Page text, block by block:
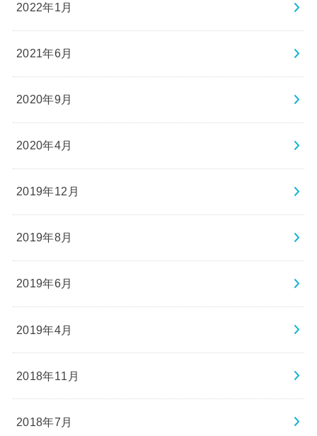
2022年1月
2021年6月
2020年9月
2020年4月
2019年12月
2019年8月
2019年6月
2019年4月
2018年11月
2018年7月